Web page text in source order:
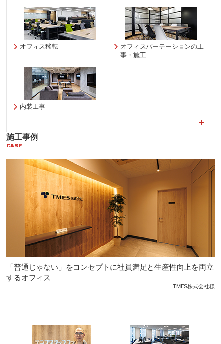
オフィス移転
オフィスパーテーションの工
事・施工
内装工事
施工事例
CASE
「普通じゃない」をコンセプトに社員満足と生産性向上を両立
するオフィス
TMES株式会社様